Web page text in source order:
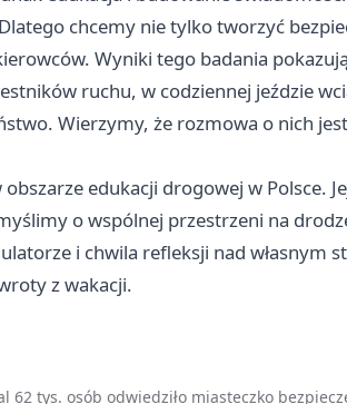
chcemy nie tylko tworzyć
Wyniki tego badania
ruchu, w codziennej jeździe
Wierzymy, że rozmowa o nich jest
edukacji drogowej w Polsce.
o wspólnej przestrzeni na
i chwila refleksji nad własnym
z wakacji.
62 tys. osób odwiedziło miasteczko